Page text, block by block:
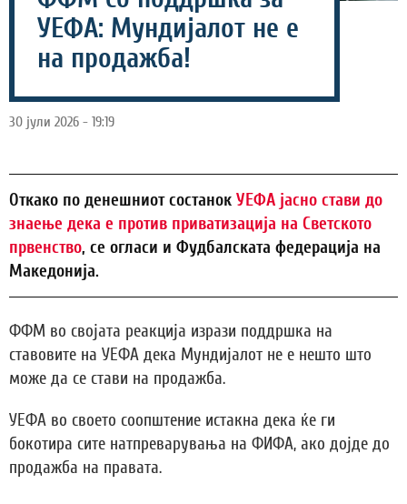
УЕФА: Мундијалот не е
на продажба!
30 јули 2026 - 19:19
Откако по денешниот состанок УЕФА јасно стави до
знаење дека е против приватизација на Светското
првенство, се огласи и Фудбалската федерација на
Македонија.
ФФМ во својата реакција изрази поддршка на
ставовите на УЕФА дека Мундијалот не е нешто што
може да се стави на продажба.
УЕФА во своето соопштение истакна дека ќе ги
бокотира сите натпреварувања на ФИФА, ако дојде до
продажба на правата.